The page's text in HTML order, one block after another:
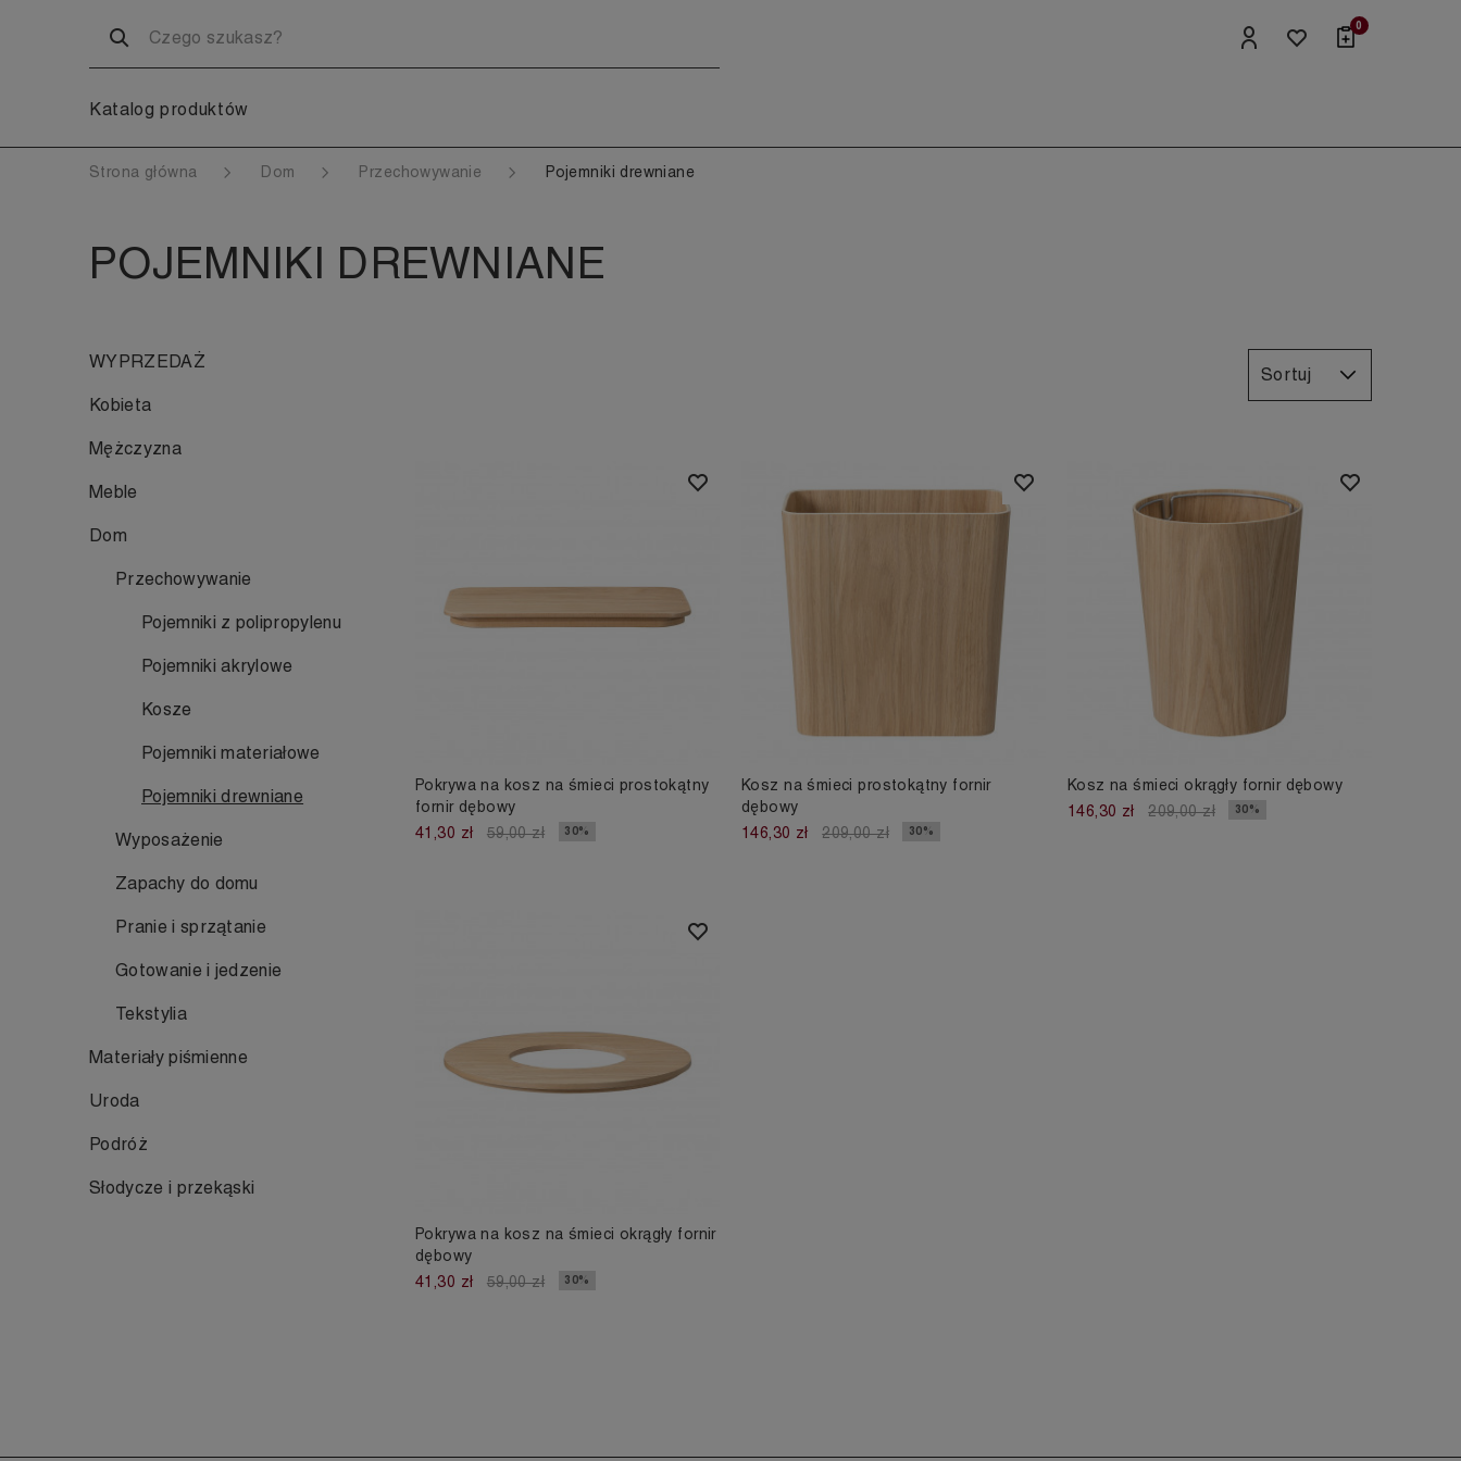
0
Katalog produktów
Strona główna Dom Przechowywanie Pojemniki drewniane
POJEMNIKI DREWNIANE
WYPRZEDAŻ
Kobieta
Mężczyzna
Meble
Dom
Przechowywanie
Pojemniki z polipropylenu
Pojemniki akrylowe
Kosze
Pojemniki materiałowe
Pojemniki drewniane
Wyposażenie
Zapachy do domu
Pranie i sprzątanie
Gotowanie i jedzenie
Tekstylia
Materiały piśmienne
Uroda
Podróż
Słodycze i przekąski
Sortuj
Pokrywa na kosz na śmieci prostokątny
fornir dębowy
41,30 zł
59,00 zł 30%
Kosz na śmieci prostokątny fornir
dębowy
146,30 zł
209,00 zł 30%
Kosz na śmieci okrągły fornir dębowy
146,30 zł
209,00 zł 30%
Pokrywa na kosz na śmieci okrągły fornir
dębowy
41,30 zł
59,00 zł 30%